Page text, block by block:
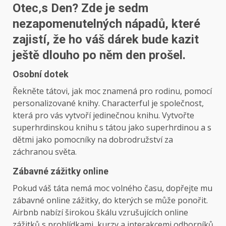
Otec‚s Den? Zde je sedm
nezapomenutelných nápadů, které
zajistí, že ho váš dárek bude kazit
ještě dlouho po něm den prošel.
Osobní dotek
Řekněte tátovi, jak moc znamená pro rodinu, pomocí
personalizované knihy. Characterful je společnost,
která pro vás vytvoří jedinečnou knihu. Vytvořte
superhrdinskou knihu s tátou jako superhrdinou a s
dětmi jako pomocníky na dobrodružství za
záchranou světa.
Zábavné zážitky online
Pokud váš táta nemá moc volného času, dopřejte mu
zábavné online zážitky, do kterých se může ponořit.
Airbnb nabízí širokou škálu vzrušujících online